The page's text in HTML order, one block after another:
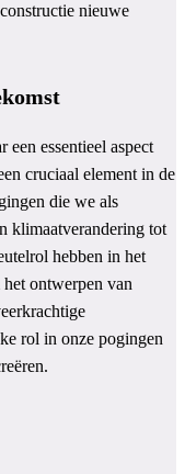
nieuwe
een essentieel aspect
cruciaal element in de
die we als
klimaatverandering tot
hebben in het
ontwerpen van
rol in onze pogingen